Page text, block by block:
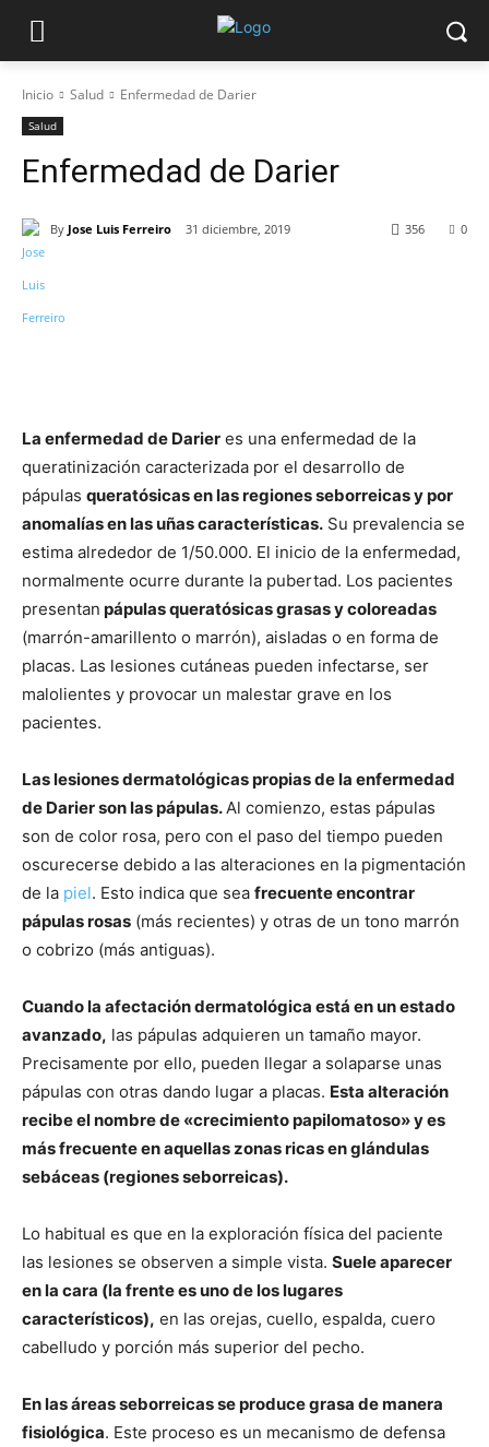
Inicio Salud Enfermedad de Darier
Salud
Enfermedad de Darier
By Jose Luis Ferreiro 31 diciembre, 2019 0
356
La enfermedad de Darier es una enfermedad de la
queratinización caracterizada por el desarrollo de
pápulas queratósicas en las regiones seborreicas y por
anomalías en las uñas características. Su prevalencia se
estima alrededor de 1/50.000. El inicio de la enfermedad,
normalmente ocurre durante la pubertad. Los pacientes
presentan pápulas queratósicas grasas y coloreadas
(marrón-amarillento o marrón), aisladas o en forma de
placas. Las lesiones cutáneas pueden infectarse, ser
malolientes y provocar un malestar grave en los
pacientes.
Las lesiones dermatológicas propias de la enfermedad
de Darier son las pápulas.Al comienzo, estas pápulas
son de color rosa, pero con el paso del tiempo pueden
oscurecerse debido a las alteraciones en la pigmentación
de la piel. Esto indica que sea frecuente encontrar
pápulas rosas (más recientes) y otras de un tono marrón
o cobrizo (más antiguas).
Cuando la afectación dermatológica está en un estado
avanzado, las pápulas adquieren un tamaño mayor.
Precisamente por ello, pueden llegar a solaparse unas
pápulas con otras dando lugar a placas. Esta alteración
recibe el nombre de «crecimiento papilomatoso» y es
más frecuente en aquellas zonas ricas en glándulas
sebáceas (regiones seborreicas).
Lo habitual es que en la exploración física del paciente
las lesiones se observen a simple vista. Suele aparecer
en la cara (la frente es uno de los lugares
característicos), en las orejas, cuello, espalda, cuero
cabelludo y porción más superior del pecho.
En las áreas seborreicas se produce grasa de manera
fisiológica. Este proceso es un mecanismo de defensa